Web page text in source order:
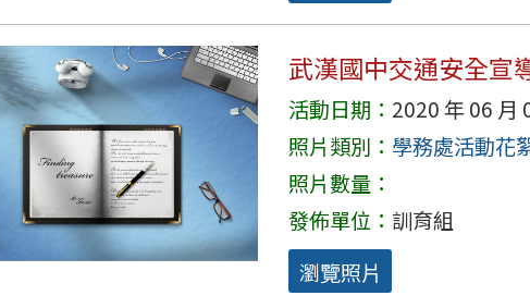
武漢國中交通安全宣
活動日期： 2020 年 06 月
照片類別： 學務處活動花
照片數量：
發佈單位： 訓育組
瀏覽照片